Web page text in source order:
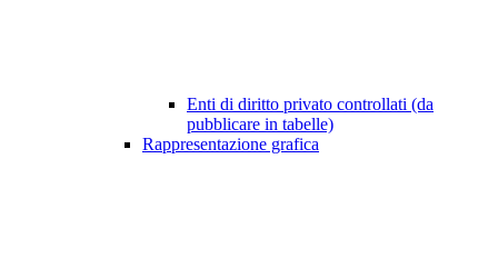
Enti di diritto privato controllati (da
pubblicare in tabelle)
Rappresentazione grafica